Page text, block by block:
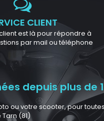
CLIENT
est là pour répondre à
par mail ou téléphone
depuis plus de
ou votre scooter, pour
(81)